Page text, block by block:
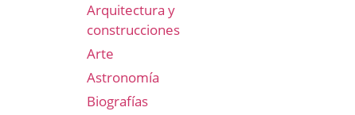
Arquitectura y
construcciones
Arte
Astronomía
Biografías